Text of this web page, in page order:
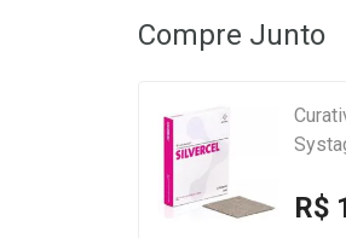
Compre Junto
R$